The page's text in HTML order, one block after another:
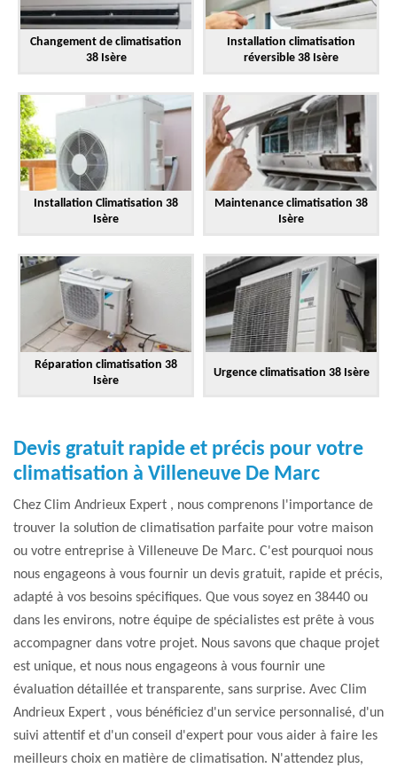
Changement de climatisation
38 Isère
Installation climatisation
réversible 38 Isère
Installation Climatisation 38
Isère
Maintenance climatisation 38
Isère
Réparation climatisation 38
Isère
Urgence climatisation 38 Isère
Devis gratuit rapide et précis pour votre
climatisation à Villeneuve De Marc
Chez Clim Andrieux Expert , nous comprenons l'importance de
trouver la solution de climatisation parfaite pour votre maison
ou votre entreprise à Villeneuve De Marc. C'est pourquoi nous
nous engageons à vous fournir un devis gratuit, rapide et précis,
adapté à vos besoins spécifiques. Que vous soyez en 38440 ou
dans les environs, notre équipe de spécialistes est prête à vous
accompagner dans votre projet. Nous savons que chaque projet
est unique, et nous nous engageons à vous fournir une
évaluation détaillée et transparente, sans surprise. Avec Clim
Andrieux Expert , vous bénéficiez d'un service personnalisé, d'un
suivi attentif et d'un conseil d'expert pour vous aider à faire les
meilleurs choix en matière de climatisation. N'attendez plus,